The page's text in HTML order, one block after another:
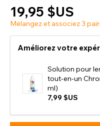
19,95 $US
Mélangez et associez 3
Améliorez votre
Solution pour
tout-en-un
ml)
7,99 $US